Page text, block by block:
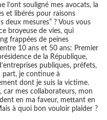
l’ont souligné mes avocats, la
et libérés pour raisons
deux mesures” ? Vous vous
broyeuse de vies, qui
frappées de peines
10 ans et 50 ans: Premier
de la République,
publiques, préfets,
part, je continue à
dont je suis la victime.
car mes collaborateurs, mon
en ma faveur, mettant en
à quoi bon vouloir plaider ?